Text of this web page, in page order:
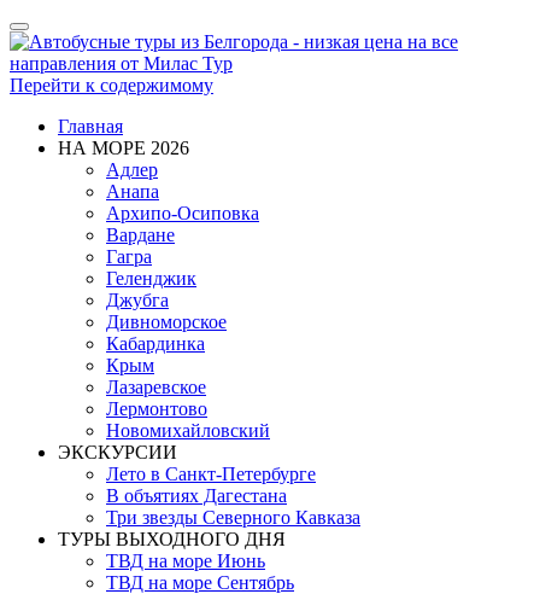
Показать/
Скрыть
навигацию
Перейти к содержимому
Главная
НА МОРЕ 2026
Адлер
Анапа
Архипо-Осиповка
Вардане
Гагра
Геленджик
Джубга
Дивноморское
Кабардинка
Крым
Лазаревское
Лермонтово
Новомихайловский
ЭКСКУРСИИ
Лето в Санкт-Петербурге
В объятиях Дагестана
Три звезды Северного Кавказа
ТУРЫ ВЫХОДНОГО ДНЯ
ТВД на море Июнь
ТВД на море Сентябрь